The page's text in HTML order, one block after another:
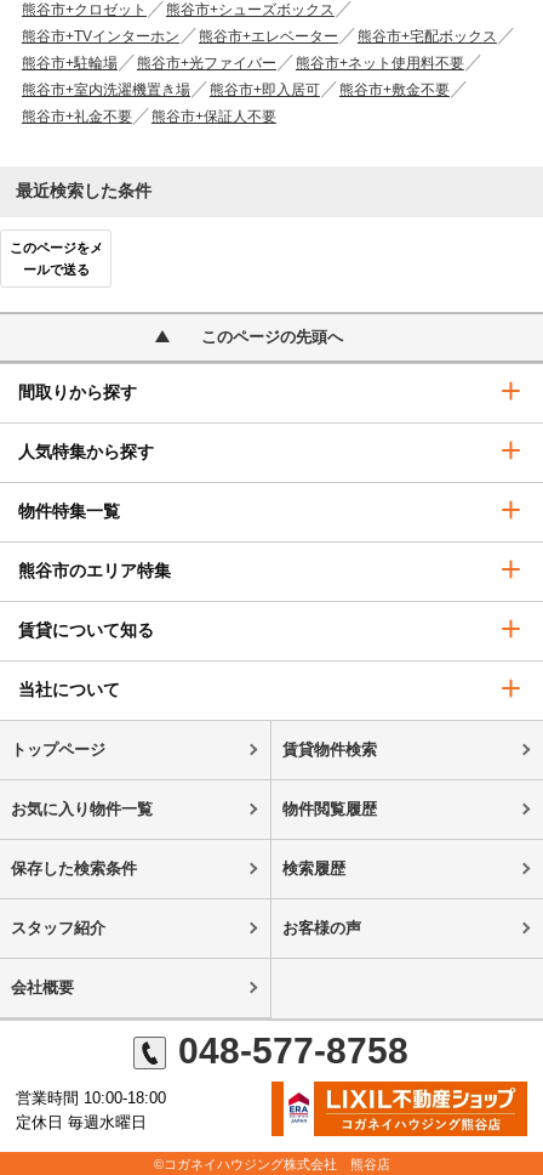
熊谷市+クロゼット
熊谷市+シューズボックス
熊谷市+TVインターホン
熊谷市+エレベーター
熊谷市+宅配ボックス
熊谷市+駐輪場
熊谷市+光ファイバー
熊谷市+ネット使用料不要
熊谷市+室内洗濯機置き場
熊谷市+即入居可
熊谷市+敷金不要
熊谷市+礼金不要
熊谷市+保証人不要
最近検索した条件
このページをメ
ールで送る
このページの先頭へ
間取りから探す
人気特集から探す
物件特集一覧
熊谷市のエリア特集
賃貸について知る
当社について
トップページ 賃貸物件検索
お気に入り物件一覧 物件閲覧履歴
保存した検索条件 検索履歴
スタッフ紹介 お客様の声
会社概要
048-577-8758
営業時間 10:00-18:00
定休日 毎週水曜日
©コガネイハウジング株式会社 熊谷店